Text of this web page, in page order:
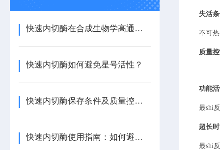
快速内切酶在合成生物学高通量构建中的优势
快速内切酶如何避免星号活性？
快速内切酶保存条件及质量控制要点
快速内切酶使用指南：如何避免星状活性与提高特异性？
失活
不可
质量
功能
最shi
超长
最shi